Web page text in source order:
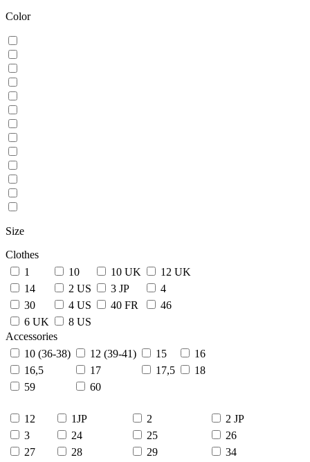
Color
Size
Clothes
1
10 10 UK
12 UK
14
2 US 3 JP
4
30
4 US 40 FR
46
6 UK
8 US
Accessories
10 (36-38)
12 (39-41) 15
16
16,5
17 17,5
18
59
60
12 1JP 2
2 JP
3
24 25
26
27
28 29
34